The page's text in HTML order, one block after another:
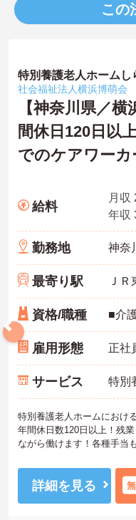
この
特別養護老人ホームし
社会福祉法人横浜博萌会
【神奈川県／
間休日120日以
でのケアワーカ
給料
勤務地
最寄り駅
資格/職種
雇用形態 正社
サービス
特別養護老人ホームにおけ
年間休日数120日以上！残
ながら働けます！各種手当
すのでお気軽にご相談くだ
詳細を見る